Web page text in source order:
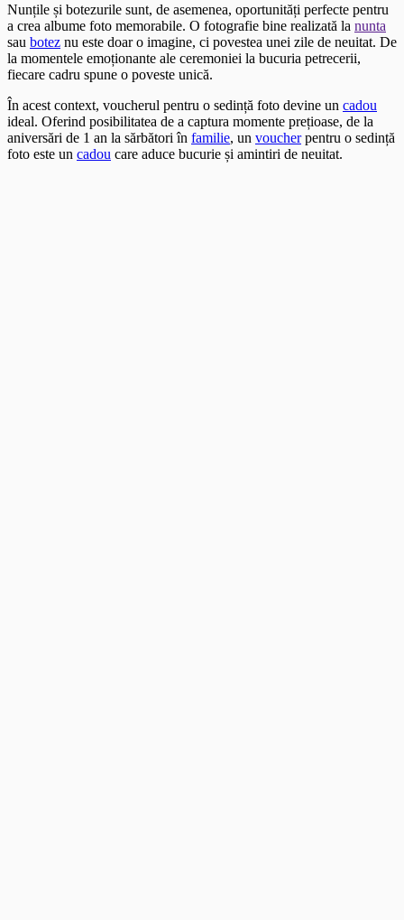
Nunțile și botezurile sunt, de asemenea, oportunități perfecte pentru
a crea albume foto memorabile. O fotografie bine realizată la nunta
sau botez nu este doar o imagine, ci povestea unei zile de neuitat. De
la momentele emoționante ale ceremoniei la bucuria petrecerii,
fiecare cadru spune o poveste unică.
În acest context, voucherul pentru o sedință foto devine un cadou
ideal. Oferind posibilitatea de a captura momente prețioase, de la
aniversări de 1 an la sărbători în familie, un voucherpentru o sedință
foto este un cadou care aduce bucurie și amintiri de neuitat.